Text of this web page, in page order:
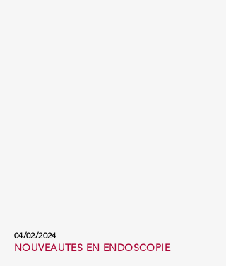
04/02/2024
NOUVEAUTES EN ENDOSCOPIE